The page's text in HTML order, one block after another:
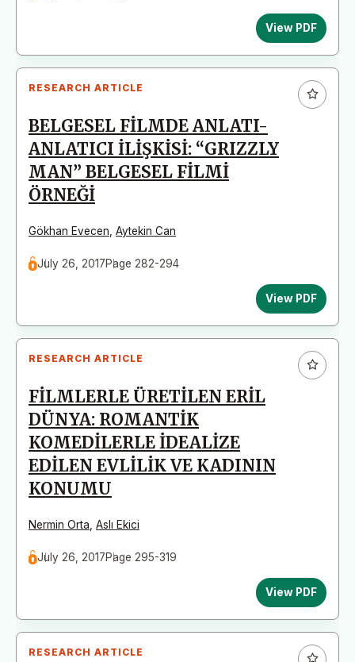
View PDF
RESEARCH ARTICLE
BELGESEL FİLMDE ANLATI-
ANLATICI İLİŞKİSİ: “GRIZZLY
MAN” BELGESEL FİLMİ
ÖRNEĞİ
Gökhan Evecen Aytekin Can
July 26, 2017Page 282-294
View PDF
RESEARCH ARTICLE
FİLMLERLE ÜRETİLEN ERİL
DÜNYA: ROMANTİK
KOMEDİLERLE İDEALİZE
EDİLEN EVLİLİK VE KADININ
KONUMU
Nermin Orta Aslı Ekici
July 26, 2017Page 295-319
View PDF
RESEARCH ARTICLE